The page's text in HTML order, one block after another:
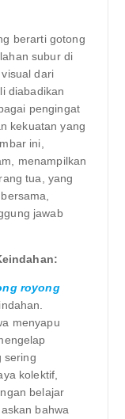
berarti gotong
subur di
dari
diabadikan
pengingat
kekuatan yang
ini,
menampilkan
tua, yang
jawab
royong
menyapu
sering
kolektif,
belajar
bahwa